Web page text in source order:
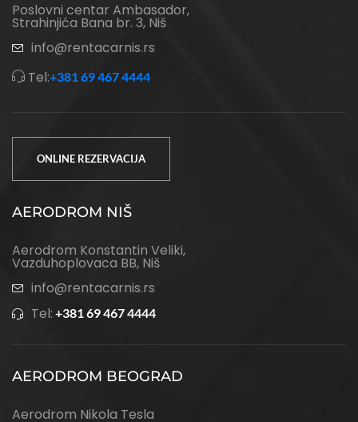
Poslovni centar Ambasador,
Strahinjića Bana br. 3, Niš
info@rentacarnis.rs
Tel:+381 69 467 4444
ONLINE REZERVACIJA
AERODROM NIŠ
Aerodrom Konstantin Veliki,
Vazduhoplovaca BB, Niš
info@rentacarnis.rs
Tel: +381 69 467 4444
AERODROM BEOGRAD
Aerodrom Nikola Tesla